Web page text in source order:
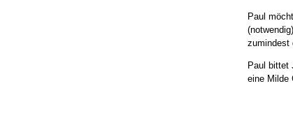
Paul
zumindest
Paul bittet
eine Milde